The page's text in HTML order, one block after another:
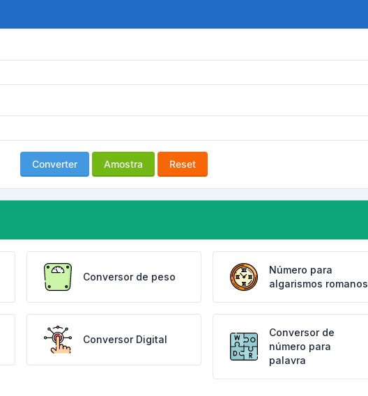
Converter Amostra Reset
Conversor de peso
Número para
algarismos romanos
Conversor Digital
Conversor de
número para
palavra